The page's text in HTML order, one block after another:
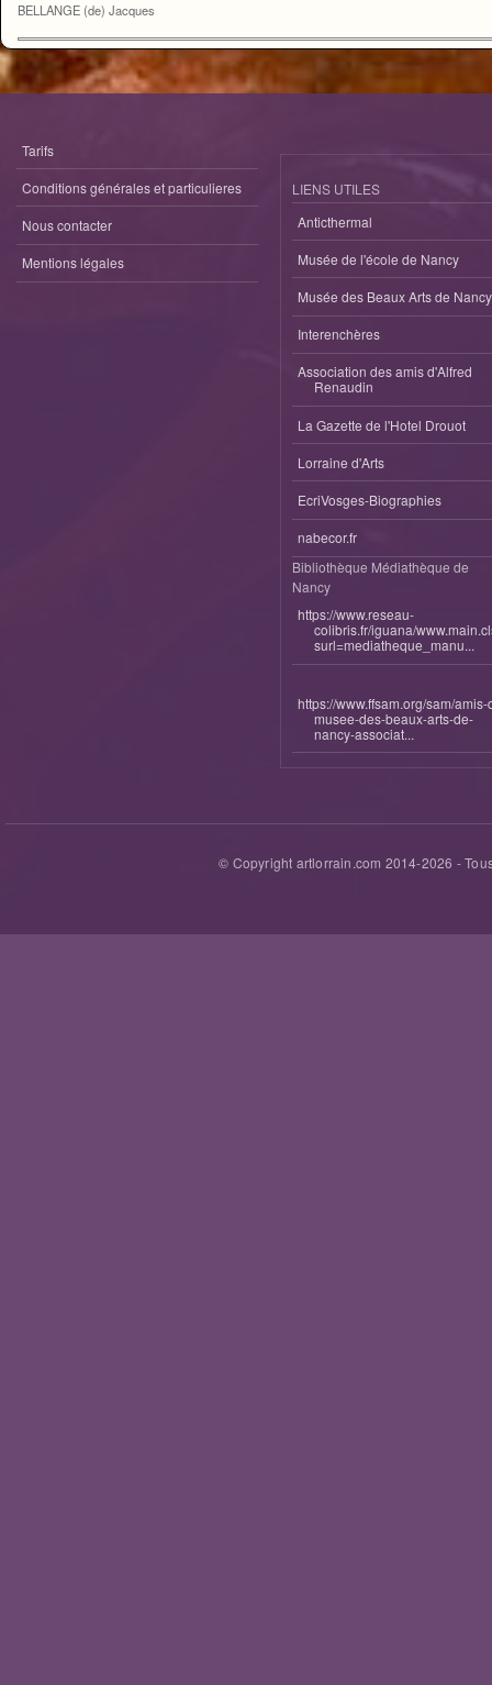
BELLANGE (de) Jacques
Tarifs
Conditions générales et particulieres
Nous contacter
Mentions légales
LIENS UTILES
Anticthermal
Musée de l'école de Nancy
Musée des Beaux Arts de Nancy
Interenchères
Association des amis d'Alfred
Renaudin
La Gazette de l'Hotel Drouot
Lorraine d'Arts
EcriVosges-Biographies
nabecor.fr
Bibliothèque Médiathèque de
Nancy
https://www.reseau-
colibris.fr/iguana/
surl=mediatheque_manu...
https://www.ffsam.org/sam/amis-
musee-des-beaux-arts-de-
nancy-associat...
© Copyright artlorrain.com 2014-2026 -